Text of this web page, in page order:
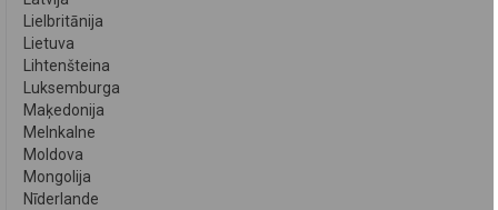
Lielbritānija
Lietuva
Lihtenšteina
Luksemburga
Maķedonija
Melnkalne
Moldova
Mongolija
Nīderlande